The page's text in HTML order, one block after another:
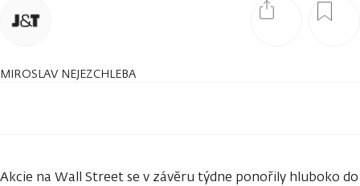
MIROSLAV NEJEZCHLEBA
Akcie na Wall Street se v závěru týdne ponořily hluboko do